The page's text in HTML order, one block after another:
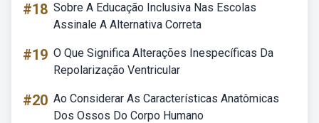
#18 Sobre A Educação Inclusiva Nas Escolas
Assinale A Alternativa Correta
#19 O Que Significa Alterações Inespecíficas Da
Repolarização Ventricular
#20 Ao Considerar As Características Anatômicas
Dos Ossos Do Corpo Humano